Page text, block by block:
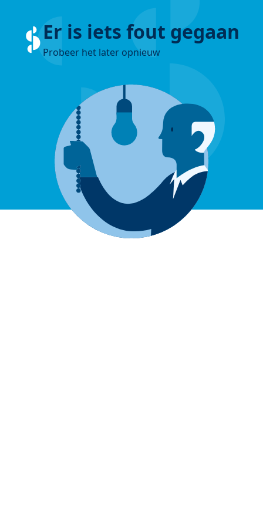
Er is iets fout gegaan
Probeer het later opnieuw